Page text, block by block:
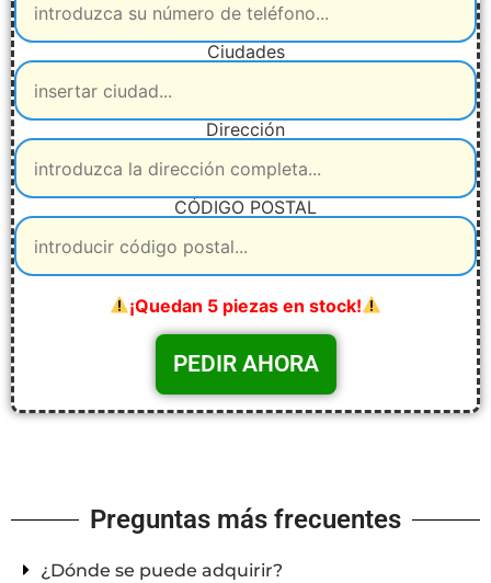
Ciudades
Dirección
CÓDIGO POSTAL
¡Quedan 5 piezas en stock!
Preguntas más frecuentes
¿Dónde se puede adquirir?